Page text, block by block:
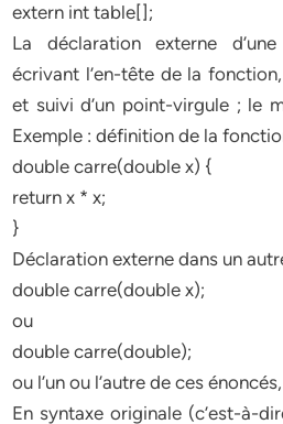
extern int table[];
La déclaration externe
écrivant l’en-tête de la
et suivi d’un point-virgule ; le
Exemple : définition de la
double carre(double x) {
return x * x;
}
Déclaration externe dans un
double carre(double x);
ou
double carre(double);
ou l’un ou l’autre de ces
En syntaxe originale (c’est-à-